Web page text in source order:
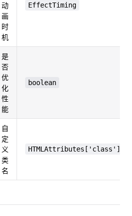
动
画
时
机
EffectTiming
是
否
优
化
性
能
boolean
自
定
义
类
名
HTMLAttributes['class']